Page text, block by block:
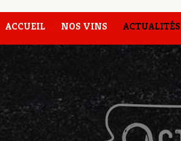
ACCUEIL NOS VINS ACTUALITÉS